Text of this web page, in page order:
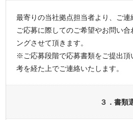
最寄りの当社拠点担当者より、ご連
ご応募に際してのご希望やお問い
ングさせて頂きます。
※ご応募段階で応募書類をご提出頂
考を経た上でご連絡いたします。
３．書類